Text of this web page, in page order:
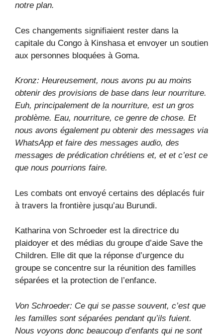
notre plan.
Ces changements signifiaient rester dans la
capitale du Congo à Kinshasa et envoyer un soutien
aux personnes bloquées à Goma.
Kronz: Heureusement, nous avons pu au moins
obtenir des provisions de base dans leur nourriture.
Euh, principalement de la nourriture, est un gros
problème. Eau, nourriture, ce genre de chose. Et
nous avons également pu obtenir des messages via
WhatsApp et faire des messages audio, des
messages de prédication chrétiens et, et et c’est ce
que nous pourrions faire.
Les combats ont envoyé certains des déplacés fuir
à travers la frontière jusqu’au Burundi.
Katharina von Schroeder est la directrice du
plaidoyer et des médias du groupe d’aide Save the
Children. Elle dit que la réponse d’urgence du
groupe se concentre sur la réunition des familles
séparées et la protection de l’enfance.
Von Schroeder: Ce qui se passe souvent, c’est que
les familles sont séparées pendant qu’ils fuient.
Nous voyons donc beaucoup d’enfants qui ne sont